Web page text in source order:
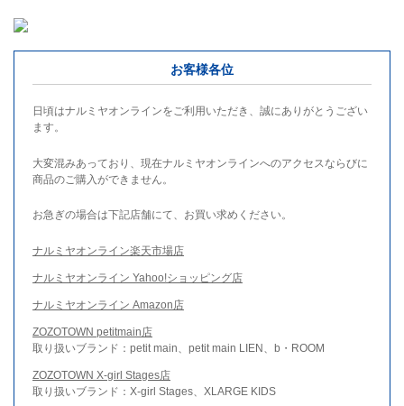
お客様各位
日頃はナルミヤオンラインをご利用いただき、誠にありがとうござい
ます。
大変混みあっており、現在ナルミヤオンラインへのアクセスならびに
商品のご購入ができません。
お急ぎの場合は下記店舗にて、お買い求めください。
ナルミヤオンライン楽天市場店
ナルミヤオンライン Yahoo!ショッピング店
ナルミヤオンライン Amazon店
ZOZOTOWN petitmain店
取り扱いブランド：petit main、petit main LIEN、b・ROOM
ZOZOTOWN X-girl Stages店
取り扱いブランド：X-girl Stages、XLARGE KIDS